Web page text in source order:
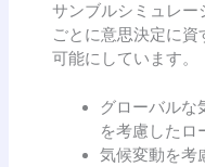
サンブルシミュレー
ごとに意思決定に
可能にしています。
グローバルな
を考慮したロ
気候変動を考